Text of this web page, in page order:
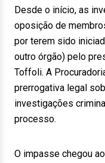
Desde o início, as
oposição de
por terem sido
outro órgão) pelo
Toffoli. A
prerrogativa legal
investigações
processo.
O impasse chegou